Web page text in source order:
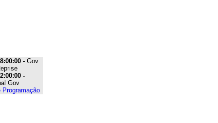
- Gov
-
Gov
Programação